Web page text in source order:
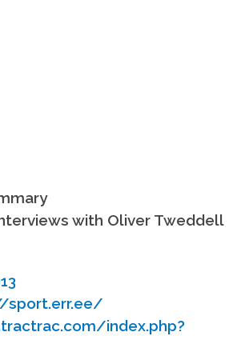
with Oliver Tweddell
sport.err.ee/
index.php?